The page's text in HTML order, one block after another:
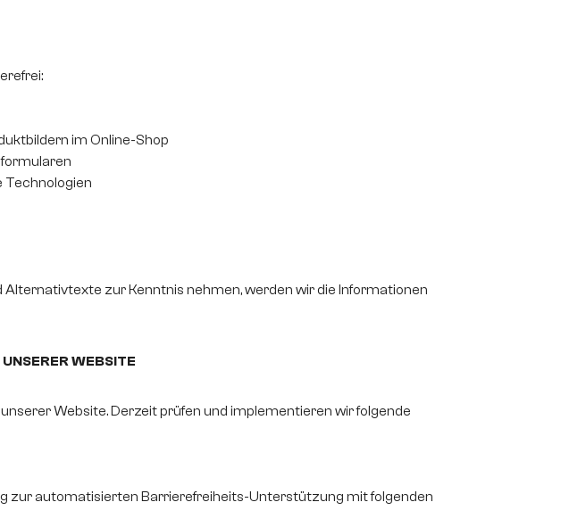
im Online-Shop
Technologien
zur Kenntnis nehmen, werden wir die Informationen
WEBSITE
Website. Derzeit prüfen und implementieren wir folgende
zur automatisierten Barrierefreiheits-Unterstützung mit folgenden